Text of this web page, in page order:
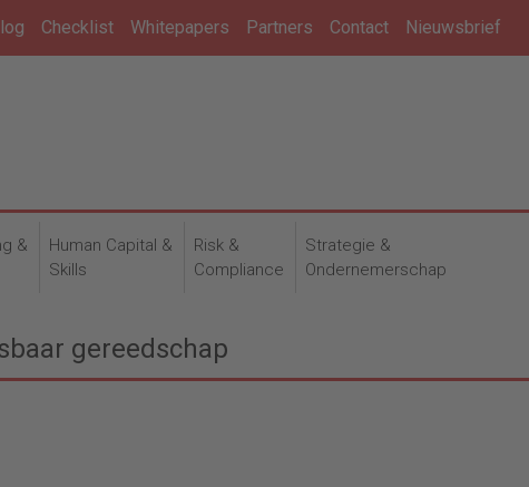
Checklist Whitepapers Partners Contact Nieuwsbrief
&
Human Capital &
Skills
Risk &
Compliance
Strategie &
Ondernemerschap
gereedschap